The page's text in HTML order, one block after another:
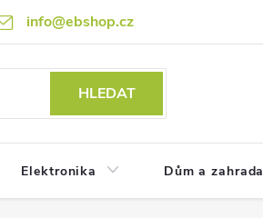
info@ebshop.cz
HLEDAT
Elektronika Dům a zahrada